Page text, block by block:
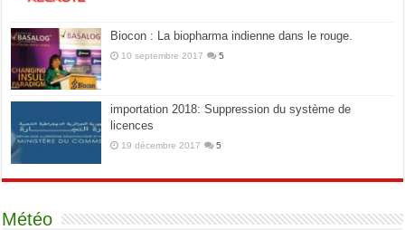
Biocon : La biopharma indienne dans le rouge.
10 septembre 2017 5
importation 2018: Suppression du système de
licences
19 décembre 2017 5
Météo